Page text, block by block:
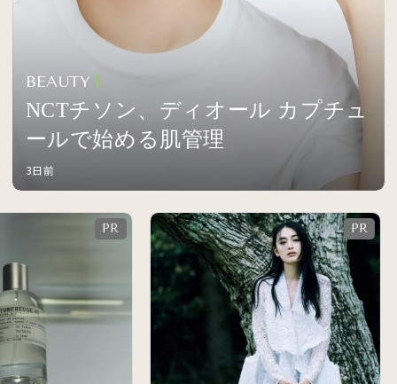
BEAUTY
NCTチソン、ディオール カプチュ
ールで始める肌管理
3日前